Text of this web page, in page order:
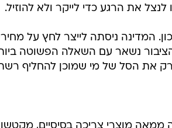
את הרגע כדי לייקר ולא להוזיל.
המדינה ניסתה לייצר לחץ על
נשאר עם השאלה הפשוטה
את הסל של מי שמוכן להחליף
אפריל 2026 וכולל למעלה ממאה מוצרי צריכה בסיסיים,